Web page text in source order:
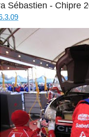
Sébastien - Chipre